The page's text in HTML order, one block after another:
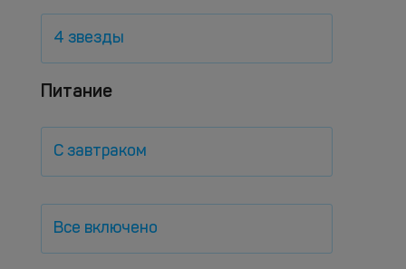
4 звезды
Питание
С завтраком
Все включено